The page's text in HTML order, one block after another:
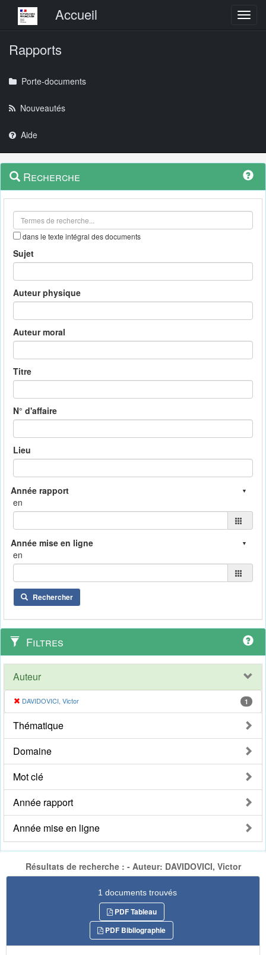
Menu principalAccueil
Rapports
Porte-documents
Nouveautés
Aide
Navigation
outils
Menu
contextuel
Recherche
dans le texte intégral des documents
Sujet
Auteur physique
Auteur moral
Titre
N° d'affaire
Lieu
en
en
Rechercher
Filtres
Auteur
DAVIDOVICI, Victor 1
Thématique
Domaine
Mot clé
Année rapport
Année mise en ligne
Résultats de recherche : - Auteur: DAVIDOVICI, Victor
1 documents trouvés
PDF Tableau
PDF Bibliographie